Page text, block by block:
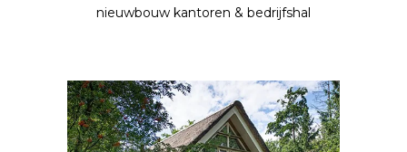
nieuwbouw kantoren & bedrijfshal